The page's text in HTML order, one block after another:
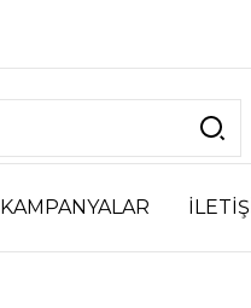
KAMPANYALAR